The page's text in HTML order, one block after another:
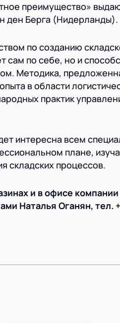
преимущество»
ден Берга (Нидерланды).
по созданию
сам по себе, но и
Методика,
в области
практик
интересна всем
плане,
складских процессов.
и в офисе компании
Наталья Оганян, тел.